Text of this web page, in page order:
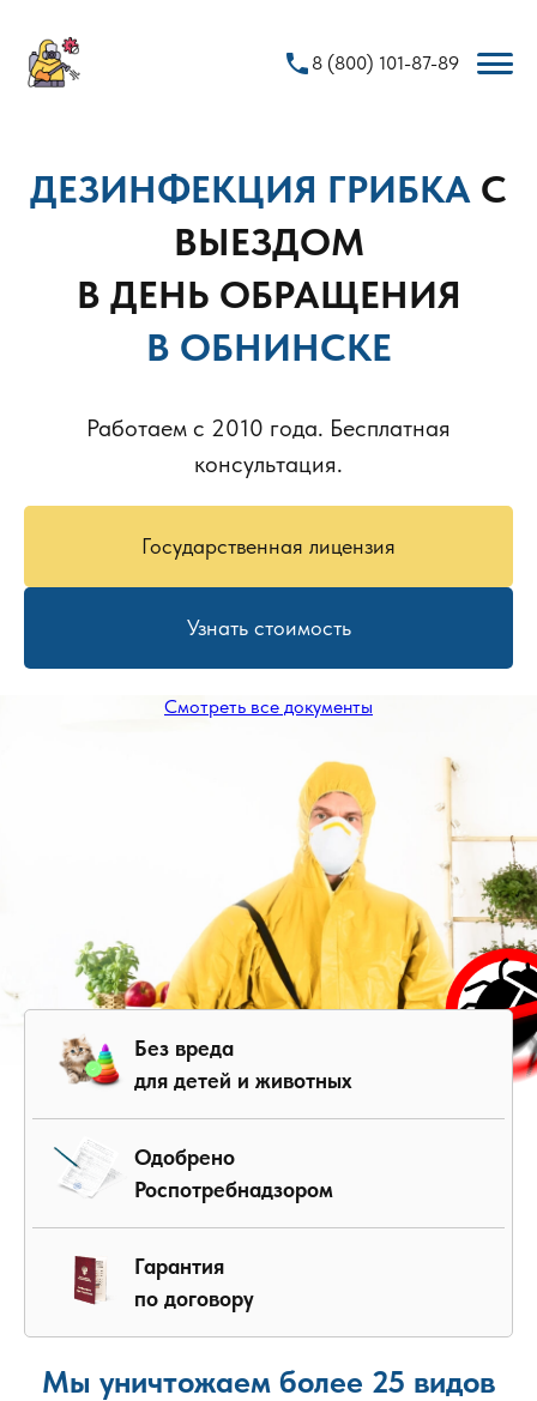
phone 8 (800) 101-87-89
ДЕЗИНФЕКЦИЯ ГРИБКА С
ВЫЕЗДОМ
В ДЕНЬ ОБРАЩЕНИЯ
В ОБНИНСКЕ
Работаем с 2010 года. Бесплатная
консультация.
Государственная лицензия
Узнать стоимость
Смотреть все документы
Без вреда
для детей и животных
Одобрено
Роспотребнадзором
Гарантия
по договору
Мы уничтожаем более 25 видов